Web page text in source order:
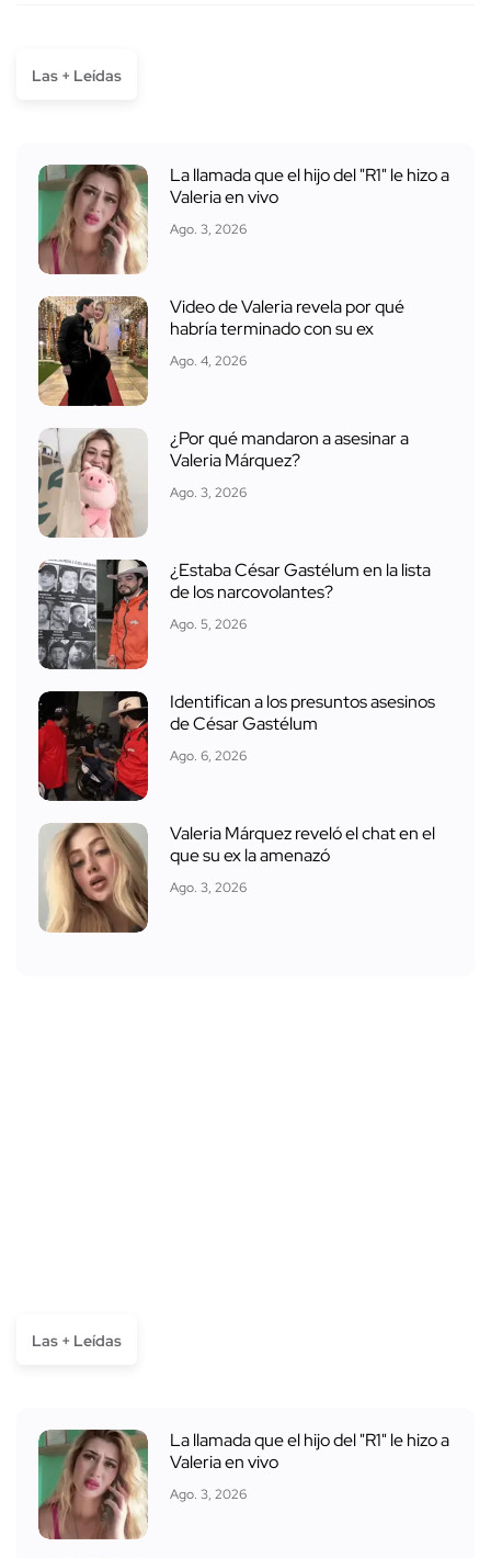
Las + Leídas
La llamada que el hijo del "R1" le hizo a
Valeria en vivo
Ago. 3, 2026
Video de Valeria revela por qué
habría terminado con su ex
Ago. 4, 2026
¿Por qué mandaron a asesinar a
Valeria Márquez?
Ago. 3, 2026
¿Estaba César Gastélum en la lista
de los narcovolantes?
Ago. 5, 2026
Identifican a los presuntos asesinos
de César Gastélum
Ago. 6, 2026
Valeria Márquez reveló el chat en el
que su ex la amenazó
Ago. 3, 2026
Las + Leídas
La llamada que el hijo del "R1" le hizo a
Valeria en vivo
Ago. 3, 2026